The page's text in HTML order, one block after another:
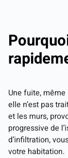
Une fuite,
elle n’est pas
et les murs,
progressive de
d’infiltration,
votre habitation.